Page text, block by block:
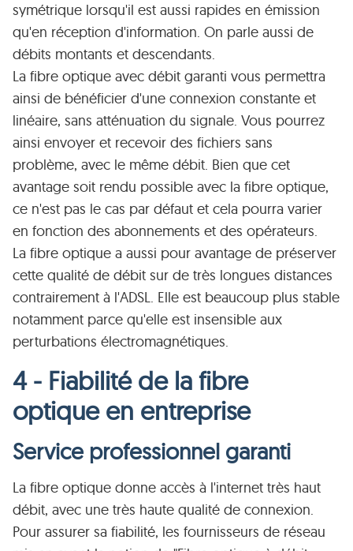
symétrique lorsqu'il est aussi rapides en émission
qu'en réception d'information. On parle aussi de
débits montants et descendants.
La fibre optique avec débit garanti vous permettra
ainsi de bénéficier d'une connexion constante et
linéaire, sans atténuation du signale. Vous pourrez
ainsi envoyer et recevoir des fichiers sans
problème, avec le même débit. Bien que cet
avantage soit rendu possible avec la fibre optique,
ce n'est pas le cas par défaut et cela pourra varier
en fonction des abonnements et des opérateurs.
La fibre optique a aussi pour avantage de préserver
cette qualité de débit sur de très longues distances
contrairement à l'ADSL. Elle est beaucoup plus stable
notamment parce qu'elle est insensible aux
perturbations électromagnétiques.
4 - Fiabilité de la fibre
optique en entreprise
Service professionnel garanti
La fibre optique donne accès à l'internet très haut
débit, avec une très haute qualité de connexion.
Pour assurer sa fiabilité, les fournisseurs de réseau